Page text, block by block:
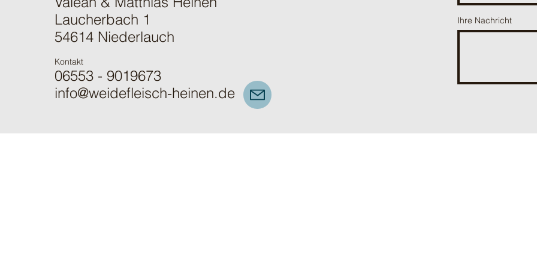
Laucherbach 1
54614 Niederlauch
Kontakt
06553 - 9019673
info@weidefleisch-heinen.de
Ihre Nachricht